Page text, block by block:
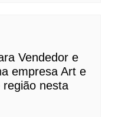
Vendedor e
empresa Art e
nesta